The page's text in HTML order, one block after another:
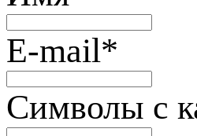
E-mail*
Символы с